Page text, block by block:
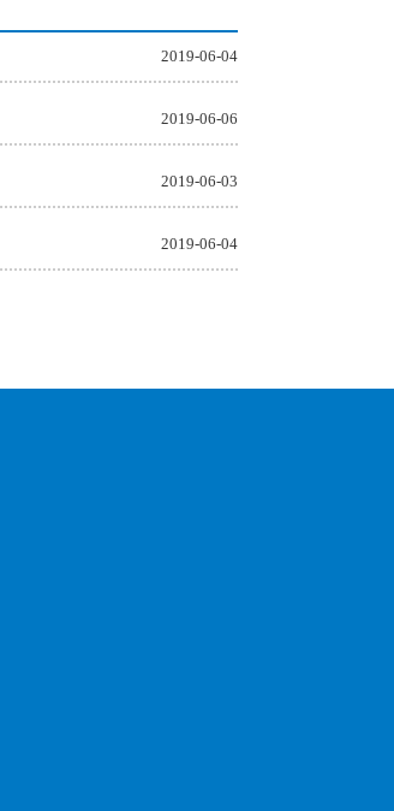
2019-06-04
2019-06-06
2019-06-03
2019-06-04